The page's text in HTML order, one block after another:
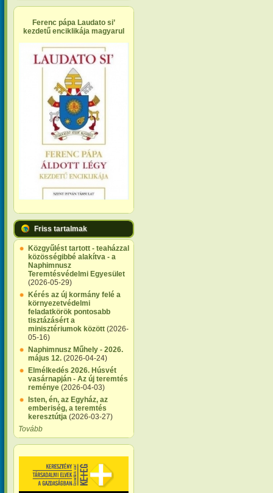
Ferenc pápa Laudato si’
kezdetű enciklikája magyarul
Friss tartalmak
Közgyűlést tartott - teaházzal
közösségibbé alakítva - a
Naphimnusz
Teremtésvédelmi Egyesület
(2026-05-29)
Kérés az új kormány felé a
környezetvédelmi
feladatkörök pontosabb
tisztázásért a
minisztériumok között (2026-
05-16)
Naphimnusz Műhely - 2026.
május 12. (2026-04-24)
Elmélkedés 2026. Húsvét
vasárnapján - Az új teremtés
reménye (2026-04-03)
Isten, én, az Egyház, az
emberiség, a teremtés
keresztútja (2026-03-27)
Tovább